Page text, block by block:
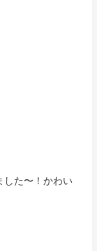
した〜！かわい